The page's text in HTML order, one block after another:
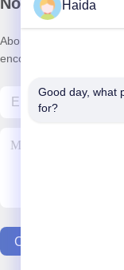
Abonnez-vous à notre
encore.
Contactez-Nous
Haida
Good day, what
for?